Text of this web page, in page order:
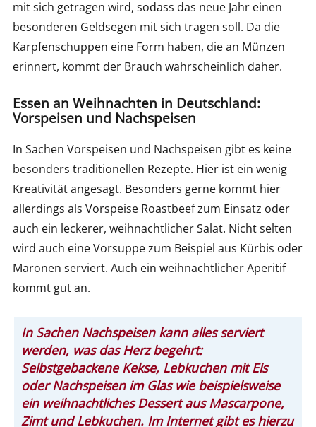
mit sich getragen wird, sodass das neue Jahr einen
besonderen Geldsegen mit sich tragen soll. Da die
Karpfenschuppen eine Form haben, die an Münzen
erinnert, kommt der Brauch wahrscheinlich daher.
Essen an Weihnachten in Deutschland:
Vorspeisen und Nachspeisen
In Sachen Vorspeisen und Nachspeisen gibt es keine
besonders traditionellen Rezepte. Hier ist ein wenig
Kreativität angesagt. Besonders gerne kommt hier
allerdings als Vorspeise Roastbeef zum Einsatz oder
auch ein leckerer, weihnachtlicher Salat. Nicht selten
wird auch eine Vorsuppe zum Beispiel aus Kürbis oder
Maronen serviert. Auch ein weihnachtlicher Aperitif
kommt gut an.
In Sachen Nachspeisen kann alles serviert
werden, was das Herz begehrt:
Selbstgebackene Kekse, Lebkuchen mit Eis
oder Nachspeisen im Glas wie beispielsweise
ein weihnachtliches Dessert aus Mascarpone,
Zimt und Lebkuchen. Im Internet gibt es hierzu